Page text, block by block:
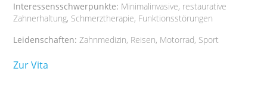
Interessensschwerpunkte: Minimalinvasive, restaurative
Zahnerhaltung, Schmerztherapie, Funktionsstörungen
Leidenschaften: Zahnmedizin, Reisen, Motorrad, Sport
Zur Vita